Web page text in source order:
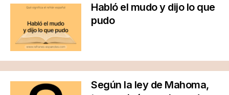
Habló el mudo y dijo lo que
pudo
Según la ley de Mahoma,